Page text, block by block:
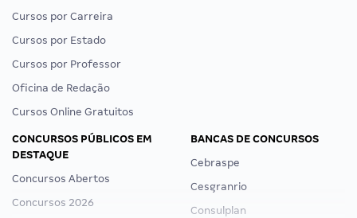
Cursos por Carreira
Cursos por Estado
Cursos por Professor
Oficina de Redação
Cursos Online Gratuitos
CONCURSOS PÚBLICOS EM
DESTAQUE
Concursos Abertos
Concursos 2026
BANCAS DE CONCURSOS
Cebraspe
Cesgranrio
Consulplan